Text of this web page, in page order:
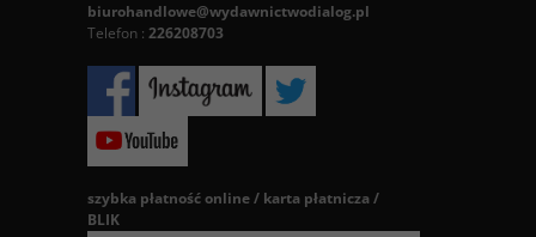
biurohandlowe@wydawnictwodialog.pl
Telefon : 226208703
szybka płatność online / karta płatnicza /
BLIK